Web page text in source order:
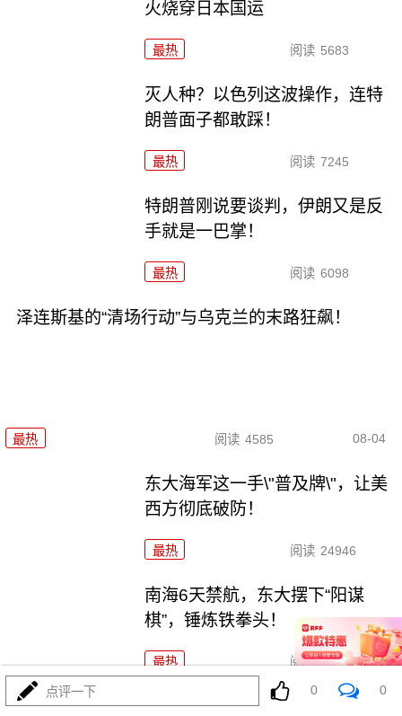
火烧穿日本国运
最热 阅读 5683
灭人种？以色列这波操作，连特
朗普面子都敢踩！
最热 阅读 7245
特朗普刚说要谈判，伊朗又是反
手就是一巴掌！
最热 阅读 6098
泽连斯基的“清场行动”与乌克兰的末路狂飙！
最热 阅读 4585 08-04
东大海军这一手\"普及牌\"，让美
西方彻底破防！
最热 阅读 24946
南海6天禁航，东大摆下“阳谋
棋”，锤炼铁拳头！
最热 阅读 21986
马、特和好，美中期选举这盘大棋，水有多深？
点评一下 0 0